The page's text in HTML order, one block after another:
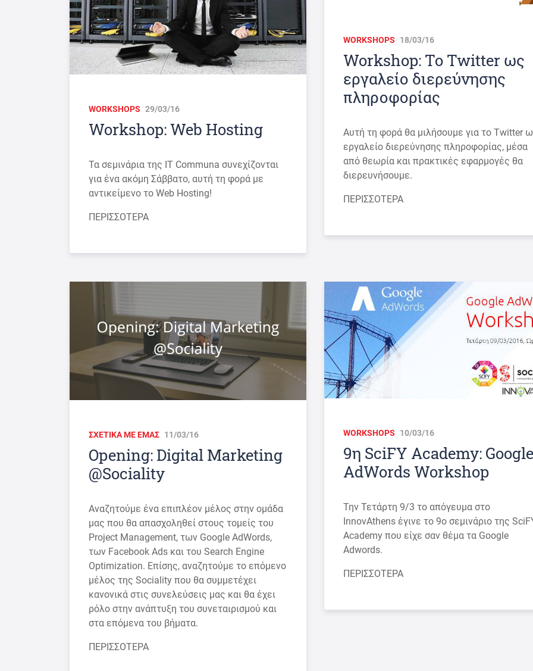
WORKSHOPS 29/03/16
Workshop: Web Hosting
Τα σεμινάρια της IT Communa συνεχίζονται
για ένα ακόμη Σάββατο, αυτή τη φορά με
αντικείμενο το Web Hosting!
ΠΕΡΙΣΣΟΤΕΡΑ
WORKSHOPS 18/03/16
Workshop: To Twitter ως
εργαλείο διερεύνησης
πληροφορίας
Αυτή τη φορά θα μιλήσουμε για το Twitter
εργαλείο διερεύνησης πληροφορίας, μέσα
από θεωρία και πρακτικές εφαρμογές θα
διερευνήσουμε.
ΠΕΡΙΣΣΟΤΕΡΑ
ΣΧΕΤΙΚΑ ΜΕ ΕΜΑΣ 11/03/16
Opening: Digital Marketing
@Sociality
Αναζητούμε ένα επιπλέον μέλος στην ομάδα
μας που θα απασχοληθεί στους τομείς του
Project Management, των Google AdWords,
των Facebook Ads και του Search Engine
Optimization. Επίσης, αναζητούμε το επόμενο
μέλος της Sociality που θα συμμετέχει
κανονικά στις συνελεύσεις μας και θα έχει
ρόλο στην ανάπτυξη του συνεταιρισμού και
στα επόμενα του βήματα.
ΠΕΡΙΣΣΟΤΕΡΑ
WORKSHOPS 10/03/16
9η SciFY Academy: Google
AdWords Workshop
Την Τετάρτη 9/3 το απόγευμα στο
InnovAthens έγινε το 9ο σεμινάριο της
Academy που είχε σαν θέμα τα Google
Adwords.
ΠΕΡΙΣΣΟΤΕΡΑ